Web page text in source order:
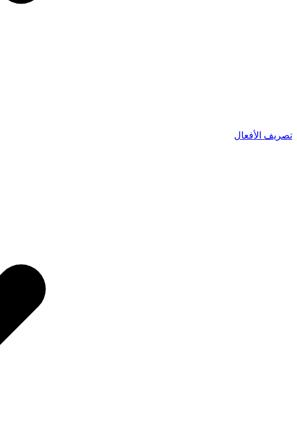
تصريف الأفعال